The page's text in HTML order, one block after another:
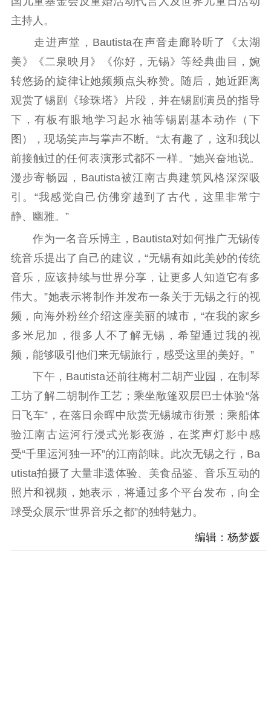
思想政治教育 爱国主义教育
全民国防教育
红色资源保护利
用
新闻出版
精品出版 全民阅读
出版监管
扫黄打非
电影工作
机关党建
党建要闻 学习在线
文化人才
数据资源
公共服务
新时代公民素养
提升资源库
新闻出版
政务服务
作品著作权
登记服务
科研创新
服务管理平台
智库服务
管理平台
文艺创作
服务管理
文化产业
统计分析
数字出版
审读服务
新闻发布工作备
案管理系统
电影
理论宣讲
政工继续教育学
业务申报系统
主持人。
走进声堂，Bautista在声音走廊聆听了《太湖
美》《二泉映月》《你好，无锡》等经典曲目，婉
转悠扬的旋律让她频频点头称赞。随后，她近距离
观赏了锡剧《珍珠塔》片段，并在锡剧演员的指导
下，有板有眼地学习起水袖等锡剧基本动作（下
图），现场笑声与掌声不断。“太有趣了，这和我以
前接触过的任何表演形式都不一样。”她兴奋地说。
漫步寄畅园，Bautista被江南古典建筑风格深深吸
引。“我感觉自己仿佛穿越到了古代，这里非常宁
静、幽雅。”
作为一名音乐博主，Bautista对如何推广无锡传
统音乐提出了自己的建议，“无锡有如此美妙的传统
音乐，应该持续与世界分享，让更多人知道它有多
伟大。”她表示将制作并发布一条关于无锡之行的视
频，向海外粉丝介绍这座美丽的城市，“在我的家乡
多米尼加，很多人不了解无锡，希望通过我的视
频，能够吸引他们来无锡旅行，感受这里的美好。”
下午，Bautista还前往梅村二胡产业园，在制琴
工坊了解二胡制作工艺；乘坐敞篷双层巴士体验“落
日飞车”，在落日余晖中欣赏无锡城市街景；乘船体
验江南古运河行浸式光影夜游，在桨声灯影中感
受“千里运河独一环”的江南韵味。此次无锡之行，Ba
utista拍摄了大量非遗体验、美食品鉴、音乐互动的
照片和视频，她表示，将通过多个平台发布，向全
球受众展示“世界音乐之都”的独特魅力。
编辑：杨梦媛